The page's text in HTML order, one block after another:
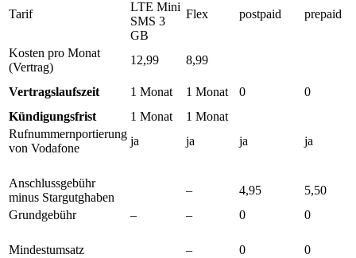
Tarif
LTE Mini
SMS 3
GB
Flex postpaid prepaid
Kosten pro Monat
(Vertrag)
12,99 8,99
Vertragslaufszeit 1 Monat 1 Monat 0
0
Kündigungsfrist
1 Monat
1 Monat
Rufnummernportierung
von Vodafone
ja ja ja ja
Anschlussgebühr
minus Stargutghaben
– 4,95
5,50
Grundgebühr
– – 0 0
Mindestumsatz – 0
0